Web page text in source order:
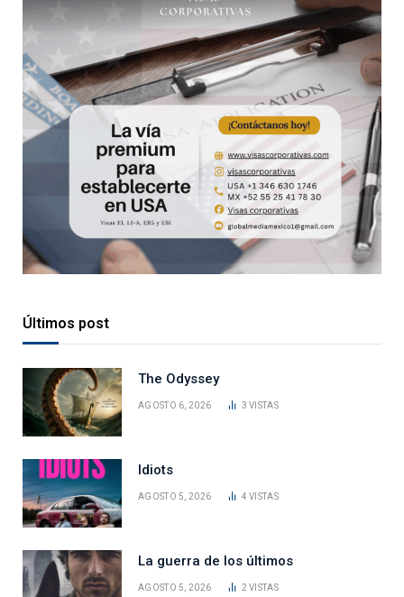
Últimos post
The Odyssey
AGOSTO 6, 2026 3VISTAS
Idiots
AGOSTO 5, 2026 4VISTAS
La guerra de los últimos
AGOSTO 5, 2026 2VISTAS